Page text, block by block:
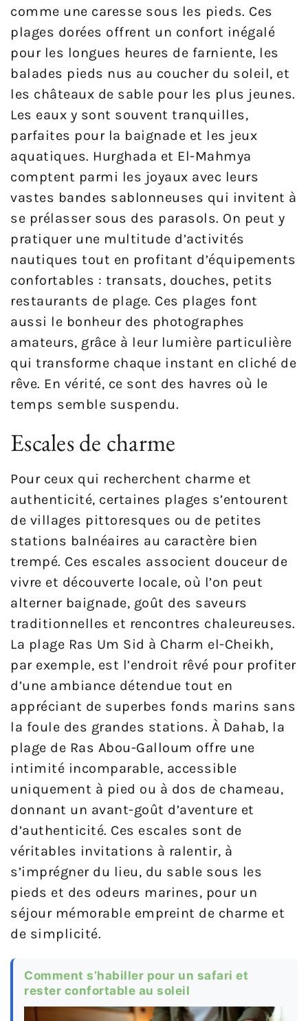
comme une caresse sous les pieds. Ces
plages dorées offrent un confort inégalé
pour les longues heures de farniente, les
balades pieds nus au coucher du soleil, et
les châteaux de sable pour les plus jeunes.
Les eaux y sont souvent tranquilles,
parfaites pour la baignade et les jeux
aquatiques. Hurghada et El-Mahmya
comptent parmi les joyaux avec leurs
vastes bandes sablonneuses qui invitent à
se prélasser sous des parasols. On peut y
pratiquer une multitude d’activités
nautiques tout en profitant d’équipements
confortables : transats, douches, petits
restaurants de plage. Ces plages font
aussi le bonheur des photographes
amateurs, grâce à leur lumière particulière
qui transforme chaque instant en cliché de
rêve. En vérité, ce sont des havres où le
temps semble suspendu.
Escales de charme
Pour ceux qui recherchent charme et
authenticité, certaines plages s’entourent
de villages pittoresques ou de petites
stations balnéaires au caractère bien
trempé. Ces escales associent douceur de
vivre et découverte locale, où l’on peut
alterner baignade, goût des saveurs
traditionnelles et rencontres chaleureuses.
La plage Ras Um Sid à Charm el-Cheikh,
par exemple, est l’endroit rêvé pour profiter
d’une ambiance détendue tout en
appréciant de superbes fonds marins sans
la foule des grandes stations. À Dahab, la
plage de Ras Abou-Galloum offre une
intimité incomparable, accessible
uniquement à pied ou à dos de chameau,
donnant un avant-goût d’aventure et
d’authenticité. Ces escales sont de
véritables invitations à ralentir, à
s’imprégner du lieu, du sable sous les
pieds et des odeurs marines, pour un
séjour mémorable empreint de charme et
de simplicité.
Comment s’habiller pour un safari et
rester confortable au soleil